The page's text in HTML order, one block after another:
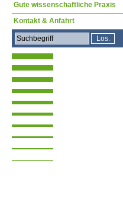
Gute wissenschaftliche Praxis
Kontakt & Anfahrt